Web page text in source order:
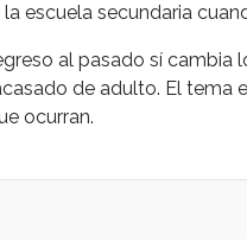
escuela secundaria
al pasado sí cambia
de adulto. El tema
ocurran.